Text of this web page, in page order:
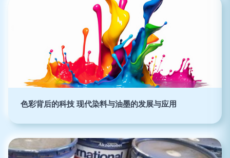
色彩背后的科技 现代染料与油墨的发展与应用